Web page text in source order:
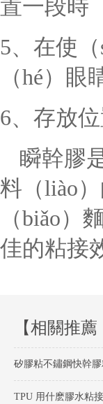
置一段時
5、在使
（hé）
6、存放
瞬幹膠
料（liào
（biǎo
佳的粘接
【相關推薦
TPU 用什麽膠水粘